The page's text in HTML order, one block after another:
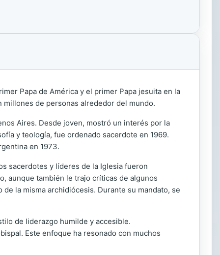
Papa de América y el primer Papa jesuita en la
millones de personas alrededor del mundo.
Aires. Desde joven, mostró un interés por la
y teología, fue ordenado sacerdote en 1969.
en 1973.
sacerdotes y líderes de la Iglesia fueron
aunque también le trajo críticas de algunos
la misma archidiócesis. Durante su mandato, se
de liderazgo humilde y accesible.
Este enfoque ha resonado con muchos